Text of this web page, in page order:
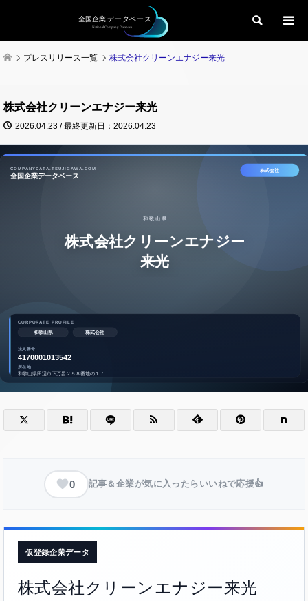
検索
プレスリリース一覧 株式会社クリーンエナジー来光
株式会社クリーンエナジー来光
2026.04.23 / 最終更新日：2026.04.23
0 記事＆企業が気に入ったらいいねで応援👍
仮登録企業データ
株式会社クリーンエナジー来光